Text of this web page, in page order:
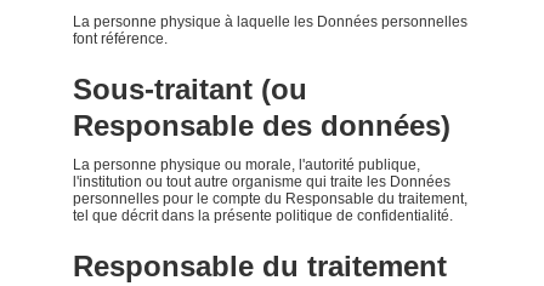
La personne physique à laquelle les Données personnelles
font référence.
Sous-traitant (ou
Responsable des données)
La personne physique ou morale, l'autorité publique,
l'institution ou tout autre organisme qui traite les Données
personnelles pour le compte du Responsable du traitement,
tel que décrit dans la présente politique de confidentialité.
Responsable du traitement